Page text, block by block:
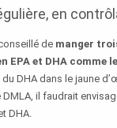
en
de manger
EPA et DHA comme
du DHA dans le jaune
DMLA, il faudrait
DHA.